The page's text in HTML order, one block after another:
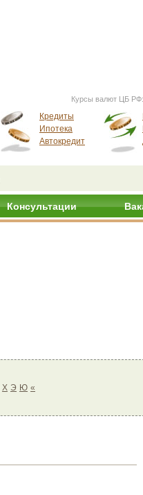
Курсы валют ЦБ РФ:
Кредиты
Ипотека
Автокредит
Консультации
Х Э Ю «